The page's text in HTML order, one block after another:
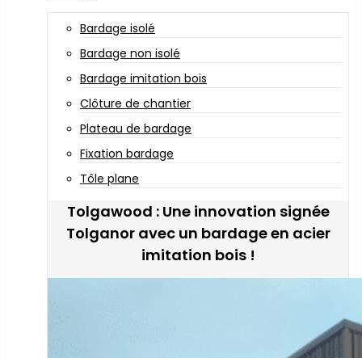
Bardage isolé
Bardage non isolé
Bardage imitation bois
Clôture de chantier
Plateau de bardage
Fixation bardage
Tôle plane
Tolgawood : Une innovation signée
Tolganor avec un bardage en acier
imitation bois !